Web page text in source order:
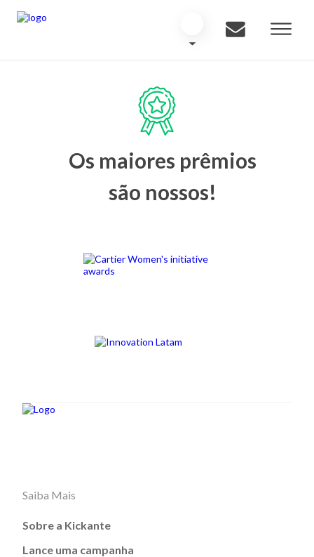
Os maiores prêmios
são nossos!
Saiba Mais
Sobre a Kickante
Lance uma campanha